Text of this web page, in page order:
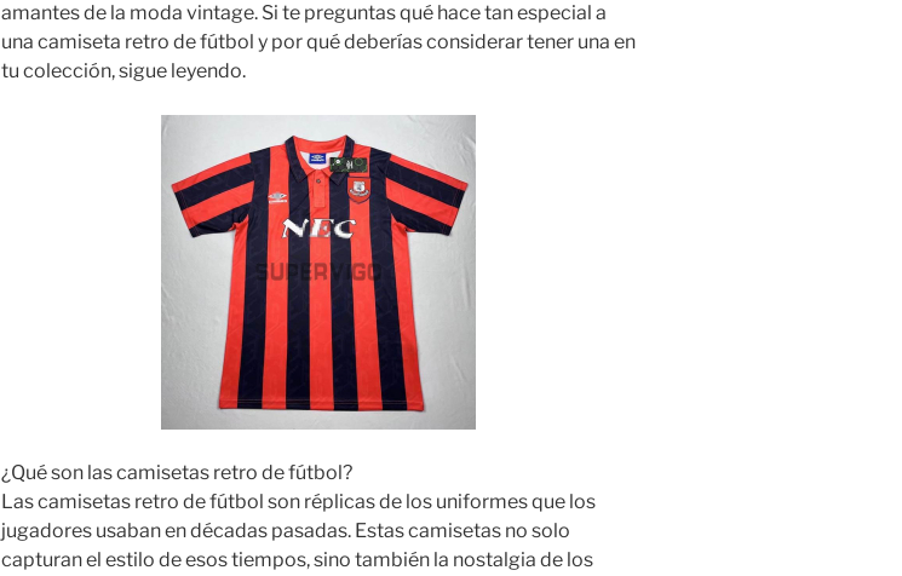
amantes de la moda vintage. Si te preguntas qué hace tan especial a
una camiseta retro de fútbol y por qué deberías considerar tener una en
tu colección, sigue leyendo.
¿Qué son las camisetas retro de fútbol?
Las camisetas retro de fútbol son réplicas de los uniformes que los
jugadores usaban en décadas pasadas. Estas camisetas no solo
capturan el estilo de esos tiempos, sino también la nostalgia de los